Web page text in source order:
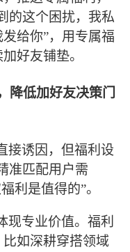
的这个困扰，我私
给你”，用专属福
好友铺垫。
降低加好友决策门
接诱因，但福利设
准匹配用户需
利是值得的”。
现专业价值。福利
如深耕穿搭领域